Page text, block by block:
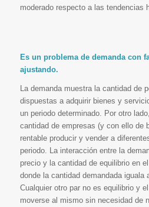
moderado respecto a las tendencias
Es un problema de demanda con
ajustando.
La demanda muestra la cantidad de
dispuestas a adquirir bienes y
un periodo determinado. Por otro
cantidad de empresas (y con ello de
rentable producir y vender a
periodo. La interacción entre la
precio y la cantidad de equilibrio en
donde la cantidad demandada iguala
Cualquier otro par no es equilibrio y
moverse al mismo sin necesidad de